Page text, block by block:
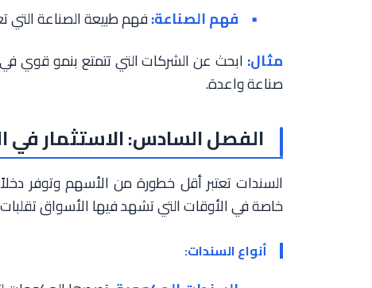
فهم الصناعة:فهم طبيعة الصناعة التي
مثال: ابحث عن الشركات التي تتمتع بنمو قوي في
صناعة واعدة.
الفصل السادس: الاستثمار في
السندات تعتبر أقل خطورة من الأسهم وتوفر
خاصة في الأوقات التي تشهد فيها الأسواق
أنواع السندات: